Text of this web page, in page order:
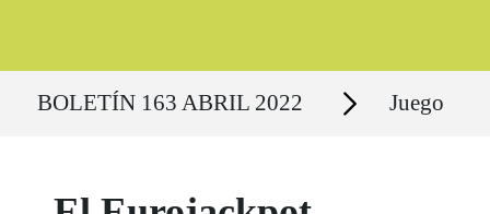
BOLETÍN 163 ABRIL 2022 Secciones Juego